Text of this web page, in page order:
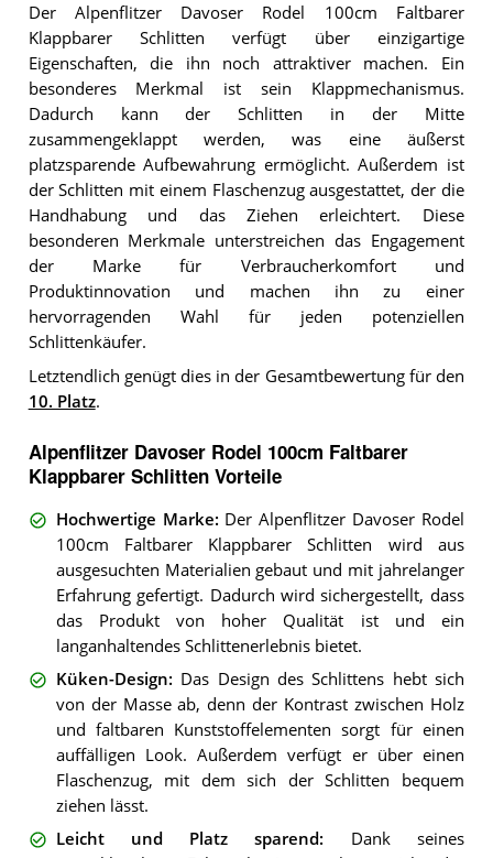
Der Alpenflitzer Davoser Rodel 100cm Faltbarer
Klappbarer Schlitten verfügt über einzigartige
Eigenschaften, die ihn noch attraktiver machen. Ein
besonderes Merkmal ist sein Klappmechanismus.
Dadurch kann der Schlitten in der Mitte
zusammengeklappt werden, was eine äußerst
platzsparende Aufbewahrung ermöglicht. Außerdem ist
der Schlitten mit einem Flaschenzug ausgestattet, der die
Handhabung und das Ziehen erleichtert. Diese
besonderen Merkmale unterstreichen das Engagement
der Marke für Verbraucherkomfort und
Produktinnovation und machen ihn zu einer
hervorragenden Wahl für jeden potenziellen
Schlittenkäufer.
Letztendlich genügt dies in der Gesamtbewertung für den
10. Platz.
Alpenflitzer Davoser Rodel 100cm Faltbarer
Klappbarer Schlitten Vorteile
Hochwertige Marke: Der Alpenflitzer Davoser Rodel
100cm Faltbarer Klappbarer Schlitten wird aus
ausgesuchten Materialien gebaut und mit jahrelanger
Erfahrung gefertigt. Dadurch wird sichergestellt, dass
das Produkt von hoher Qualität ist und ein
langanhaltendes Schlittenerlebnis bietet.
Küken-Design: Das Design des Schlittens hebt sich
von der Masse ab, denn der Kontrast zwischen Holz
und faltbaren Kunststoffelementen sorgt für einen
auffälligen Look. Außerdem verfügt er über einen
Flaschenzug, mit dem sich der Schlitten bequem
ziehen lässt.
Leicht und Platz sparend: Dank seines